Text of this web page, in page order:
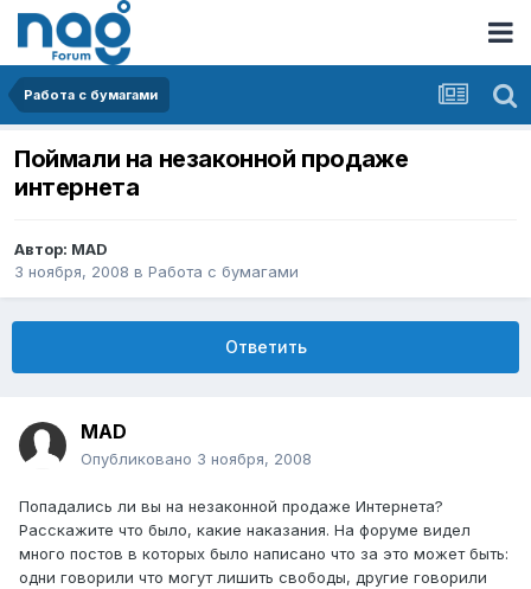
Работа с бумагами
Поймали на незаконной продаже
интернета
Автор: MAD
3 ноября, 2008 в Работа с бумагами
Ответить
MAD
Опубликовано 3 ноября, 2008
Попадались ли вы на незаконной продаже Интернета?
Расскажите что было, какие наказания. На форуме видел
много постов в которых было написано что за это может быть:
одни говорили что могут лишить свободы, другие говорили